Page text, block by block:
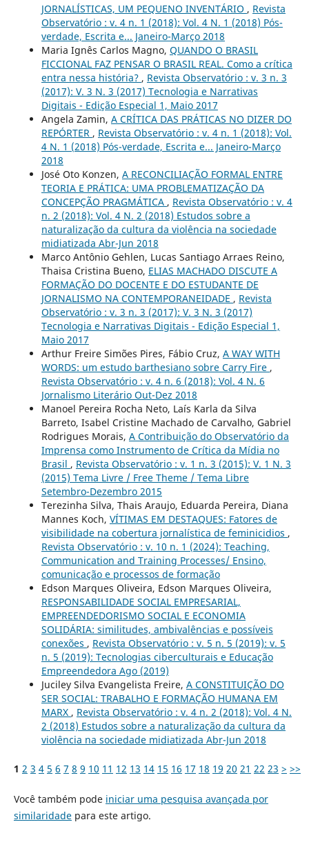
JORNALÍSTICAS, UM PEQUENO INVENTÁRIO , Revista
Observatório : v. 4 n. 1 (2018): Vol. 4 N. 1 (2018) Pós-
verdade, Escrita e... Janeiro-Março 2018
Maria Ignês Carlos Magno, QUANDO O BRASIL
FICCIONAL FAZ PENSAR O BRASIL REAL. Como a crítica
entra nessa história? , Revista Observatório : v. 3 n. 3
(2017): V. 3 N. 3 (2017) Tecnologia e Narrativas
Digitais - Edição Especial 1, Maio 2017
Angela Zamin, A CRÍTICA DAS PRÁTICAS NO DIZER DO
REPÓRTER , Revista Observatório : v. 4 n. 1 (2018): Vol.
4 N. 1 (2018) Pós-verdade, Escrita e... Janeiro-Março
2018
José Oto Konzen, A RECONCILIAÇÃO FORMAL ENTRE
TEORIA E PRÁTICA: UMA PROBLEMATIZAÇÃO DA
CONCEPÇÃO PRAGMÁTICA , Revista Observatório : v. 4
n. 2 (2018): Vol. 4 N. 2 (2018) Estudos sobre a
naturalização da cultura da violência na sociedade
midiatizada Abr-Jun 2018
Marco Antônio Gehlen, Lucas Santiago Arraes Reino,
Thaisa Cristina Bueno, ELIAS MACHADO DISCUTE A
FORMAÇÃO DO DOCENTE E DO ESTUDANTE DE
JORNALISMO NA CONTEMPORANEIDADE , Revista
Observatório : v. 3 n. 3 (2017): V. 3 N. 3 (2017)
Tecnologia e Narrativas Digitais - Edição Especial 1,
Maio 2017
Arthur Freire Simões Pires, Fábio Cruz, A WAY WITH
WORDS: um estudo barthesiano sobre Carry Fire ,
Revista Observatório : v. 4 n. 6 (2018): Vol. 4 N. 6
Jornalismo Literário Out-Dez 2018
Manoel Pereira Rocha Neto, Laís Karla da Silva
Barreto, Isabel Cristine Machado de Carvalho, Gabriel
Rodrigues Morais, A Contribuição do Observatório da
Imprensa como Instrumento de Crítica da Mídia no
Brasil , Revista Observatório : v. 1 n. 3 (2015): V. 1 N. 3
(2015) Tema Livre / Free Theme / Tema Libre
Setembro-Dezembro 2015
Terezinha Silva, Thais Araujo, Eduarda Pereira, Diana
Mannes Koch, VÍTIMAS EM DESTAQUES: Fatores de
visibilidade na cobertura jornalística de feminicidios ,
Revista Observatório : v. 10 n. 1 (2024): Teaching,
Communication and Training Processes/ Ensino,
comunicação e processos de formação
Edson Marques Oliveira, Edson Marques Oliveira,
RESPONSABILIDADE SOCIAL EMPRESARIAL,
EMPREENDEDORISMO SOCIAL E ECONOMIA
SOLIDÁRIA: similitudes, ambivalências e possíveis
conexões , Revista Observatório : v. 5 n. 5 (2019): v. 5
n. 5 (2019): Tecnologias ciberculturais e Educação
Empreendedora Ago (2019)
Juciley Silva Evangelista Freire, A CONSTITUIÇÃO DO
SER SOCIAL: TRABALHO E FORMAÇÃO HUMANA EM
MARX , Revista Observatório : v. 4 n. 2 (2018): Vol. 4 N.
2 (2018) Estudos sobre a naturalização da cultura da
violência na sociedade midiatizada Abr-Jun 2018
1 2 3 4 5 6 7 8 9 10 11 12 13 14 15 16 17 18 19 20 21 22 23 > >>
Você também pode iniciar uma pesquisa avançada por
similaridadepara este artigo.